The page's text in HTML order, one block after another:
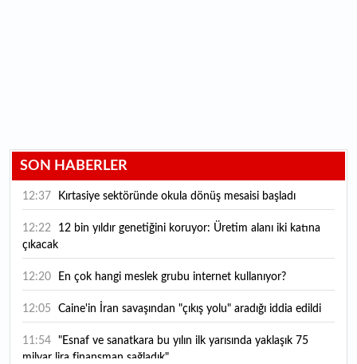
SON HABERLER
12:37 Kırtasiye sektöründe okula dönüş mesaisi başladı
12:22
çıkacak
12:20 En çok hangi meslek grubu internet kullanıyor?
12:05 Caine'in İran savaşından "çıkış yolu" aradığı iddia edildi
11:54
milyar lira finansman sağladık"